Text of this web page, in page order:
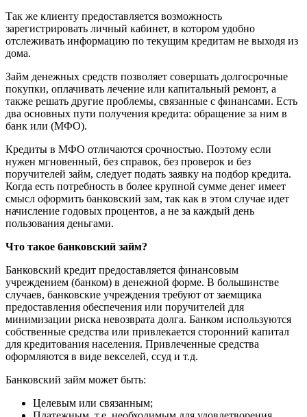
Так же клиенту предоставляется возможность
зарегистрировать личный кабинет, в котором удобно
отслеживать информацию по текущим кредитам не выходя из
дома.
Займ денежных средств позволяет совершать долгосрочные
покупки, оплачивать лечение или капитальный ремонт, а
также решать другие проблемы, связанные с финансами. Есть
два основных пути получения кредита: обращение за ним в
банк или (МФО).
Кредиты в МФО отличаются срочностью. Поэтому если
нужен мгновенный, без справок, без проверок и без
поручителей займ, следует подать заявку на подбор кредита.
Когда есть потребность в более крупной сумме денег имеет
смысл оформить банковский зам, так как в этом случае идет
начисление годовых процентов, а не за каждый день
пользования деньгами.
Что такое банковский займ?
Банковский кредит предоставляется финансовым
учреждением (банком) в денежной форме. В большинстве
случаев, банковские учреждения требуют от заемщика
предоставления обеспечения или поручителей для
минимизации риска невозврата долга. Банком используются
собственные средства или привлекается сторонний капитал
для кредитования населения. Привлеченные средства
оформляются в виде векселей, ссуд и т.д.
Банковский займ может быть:
Целевым или связанным;